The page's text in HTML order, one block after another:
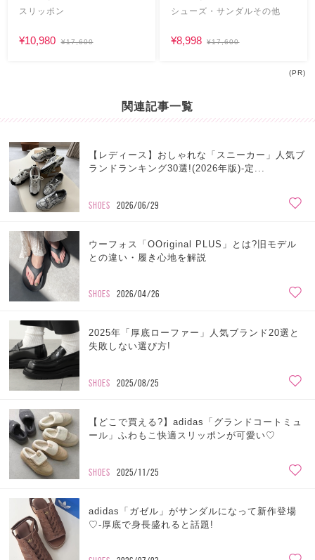
スリッポン
¥10,980 ¥17,600
シューズ・サンダルその他
¥8,998 ¥17,600
(PR)
関連記事一覧
【レディース】おしゃれな「スニーカー」人気ブ
ランドランキング30選!(2026年版)-定...
SHOES 2026/06/29
ウーフォス「OOriginal PLUS」とは?旧モデル
との違い・履き心地を解説
SHOES 2026/04/26
2025年「厚底ローファー」人気ブランド20選と
失敗しない選び方!
SHOES 2025/08/25
【どこで買える?】adidas「グランドコートミュ
ール」ふわもこ快適スリッポンが可愛い♡
SHOES 2025/11/25
adidas「ガゼル」がサンダルになって新作登場
♡-厚底で身長盛れると話題!